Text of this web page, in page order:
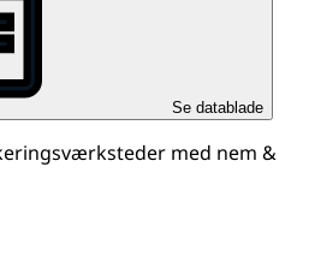
Se datablade
med nem &